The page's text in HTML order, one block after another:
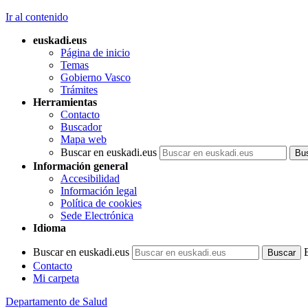
Ir al contenido
euskadi.eus
Página de inicio
Temas
Gobierno Vasco
Trámites
Herramientas
Contacto
Buscador
Mapa web
Buscar en euskadi.eus
Información general
Accesibilidad
Información legal
Política de cookies
Sede Electrónica
Idioma
Buscar en euskadi.eus
Contacto
Mi carpeta
Departamento de Salud